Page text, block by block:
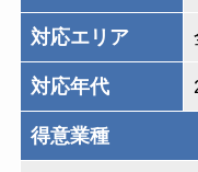
対応エリア
対応年代
得意業種